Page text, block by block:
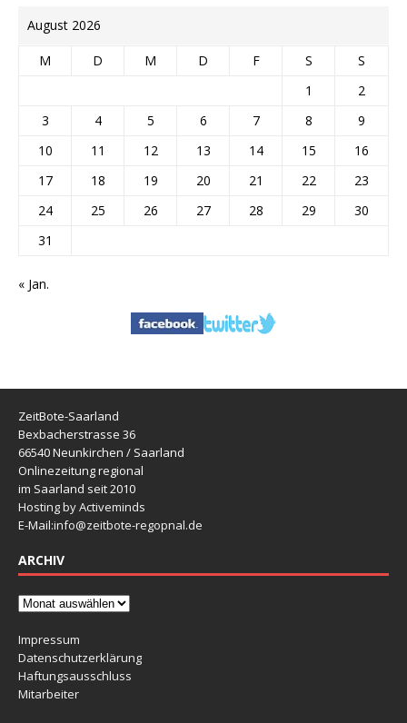
August 2026
M D M D F S
S
1
2
3
4 5 6 7 8
9
10
11 12 13 14 15
16
17
18 19 20 21 22
23
24
25 26 27 28 29
30
31
« Jan.
ZeitBote-Saarland
Bexbacherstrasse 36
66540 Neunkirchen / Saarland
Onlinezeitung regional
im Saarland seit 2010
Hosting by Activeminds
E-Mail:info@zeitbote-regopnal.de
ARCHIV
Impressum
Datenschutzerklärung
Haftungsausschluss
Mitarbeiter